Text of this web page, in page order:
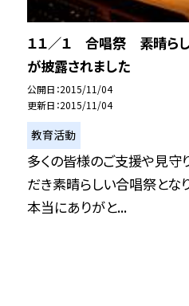
１１／１ 合唱祭 素晴ら
が披露されました
公開日 2015/11/04
更新日 2015/11/04
教育活動
多くの皆様のご支援や見守
だき素晴らしい合唱祭とな
本当にありがと...